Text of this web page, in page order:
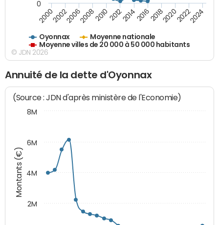
Oyonnax
Moyenne nationale
Moyenne villes de 20 000 à 50 000 habitants
200020022006200820102012201420162018202020222024
0
© JDN 2026
Annuité de la dette d'Oyonnax
Montants (€)
(Source : JDN d'après ministère de l'Economie)
2M
4M
6M
8M